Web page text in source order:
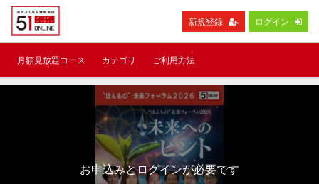
新規登録 ログイン
月額見放題コース カテゴリ ご利用方法
お申込みとログインが必要です